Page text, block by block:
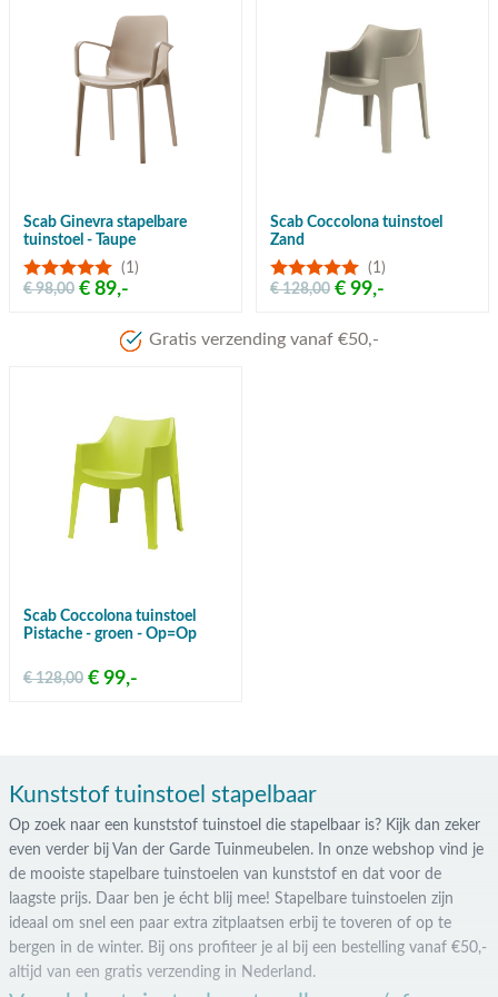
Scab Ginevra stapelbare
tuinstoel - Taupe
(1)
€ 89,-
€ 98,00
Scab Coccolona tuinstoel
Zand
(1)
€ 99,-
€ 128,00
Gratis verzending vanaf €50,-
Scab Coccolona tuinstoel
Pistache - groen - Op=Op
€ 99,-
€ 128,00
Kunststof tuinstoel stapelbaar
Op zoek naar een kunststof tuinstoel die stapelbaar is? Kijk dan zeker
even verder bij Van der Garde Tuinmeubelen. In onze webshop vind je
de mooiste stapelbare tuinstoelen van kunststof en dat voor de
laagste prijs. Daar ben je écht blij mee! Stapelbare tuinstoelen zijn
ideaal om snel een paar extra zitplaatsen erbij te toveren of op te
bergen in de winter. Bij ons profiteer je al bij een bestelling vanaf €50,-
altijd van een gratis verzending in Nederland.